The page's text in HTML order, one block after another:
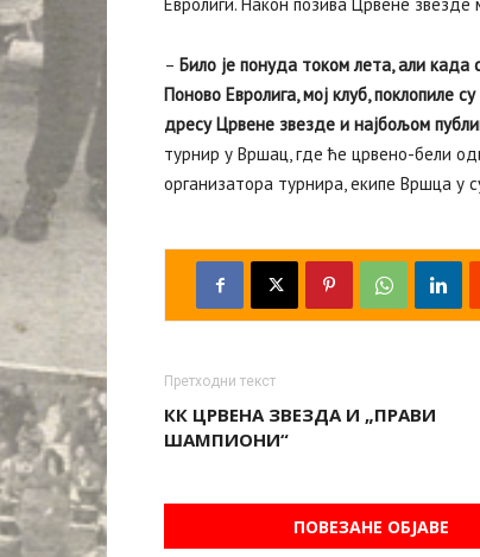
– Било је понуда током лета, али када
Поново Евролига, мој клуб, поклопиле
дресу Црвене звезде и најбољом
турнир у Вршац, где ће црвено-бели
организатора турнира, екипе Вршца у
Претходни текст
КК ЦРВЕНА ЗВЕЗДА И „ПРАВИ
ШАМПИОНИ“
ПОВЕЗАНЕ ОБЈАВЕ